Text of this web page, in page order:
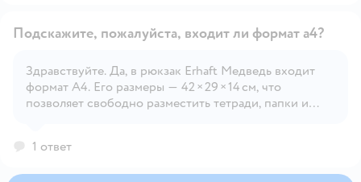
Открыть вопрос
Подскажите, пожалуйста, входит ли формат а4?
Здравствуйте. Да, в рюкзак Erhaft Медведь входит
формат А4. Его размеры — 42 × 29 × 14 см, что
позволяет свободно разместить тетради, папки и
1 ответ